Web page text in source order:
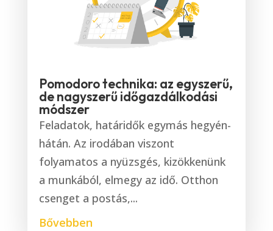
Pomodoro technika: az egyszerű,
de nagyszerű időgazdálkodási
módszer
Feladatok, határidők egymás hegyén-
hátán. Az irodában viszont
folyamatos a nyüzsgés, kizökkenünk
a munkából, elmegy az idő. Otthon
csenget a postás,...
Bővebben